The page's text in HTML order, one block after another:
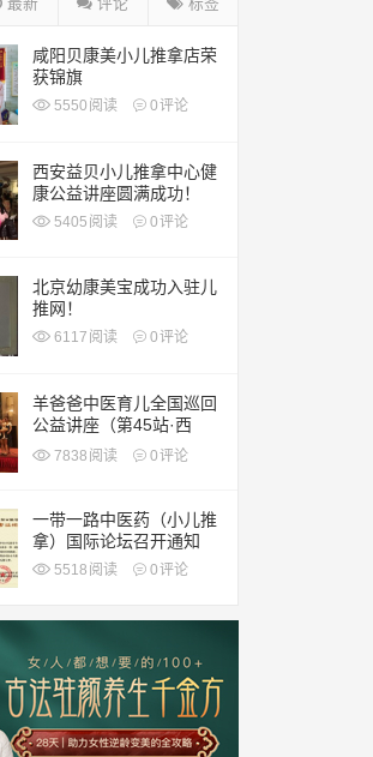
咸阳贝康美小儿推拿店荣
获锦旗
5550 阅读 0评论
西安益贝小儿推拿中心健
康公益讲座圆满成功！
5405 阅读 0评论
北京幼康美宝成功入驻儿
推网！
6117 阅读 0评论
羊爸爸中医育儿全国巡回
公益讲座（第45站·西
安）7838 阅读 0评论
一带一路中医药（小儿推
拿）国际论坛召开通知
5518 阅读 0评论